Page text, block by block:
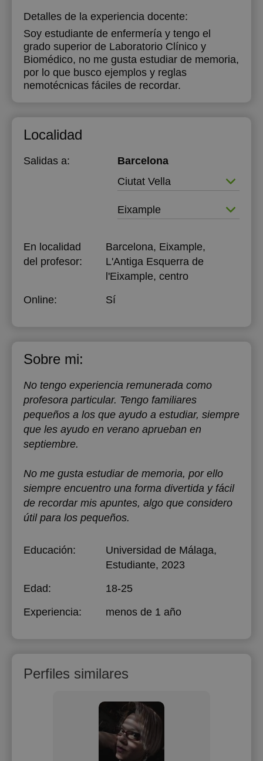
Detalles de la experiencia docente:
Soy estudiante de enfermería y tengo el
grado superior de Laboratorio Clínico y
Biomédico, no me gusta estudiar de memoria,
por lo que busco ejemplos y reglas
nemotécnicas fáciles de recordar.
Localidad
Salidas a:
Barcelona
Ciutat Vella
Eixample
En localidad
del profesor:
Barcelona, Eixample,
L'Antiga Esquerra de
l'Eixample, centro
Online:
Sí
Sobre mi:
No tengo experiencia remunerada como
profesora particular. Tengo familiares
pequeños a los que ayudo a estudiar, siempre
que les ayudo en verano aprueban en
septiembre.
No me gusta estudiar de memoria, por ello
siempre encuentro una forma divertida y fácil
de recordar mis apuntes, algo que considero
útil para los pequeños.
Educación: Universidad de Málaga,
Estudiante, 2023
Edad:
18-25
Experiencia:
menos de 1 año
Perfiles similares